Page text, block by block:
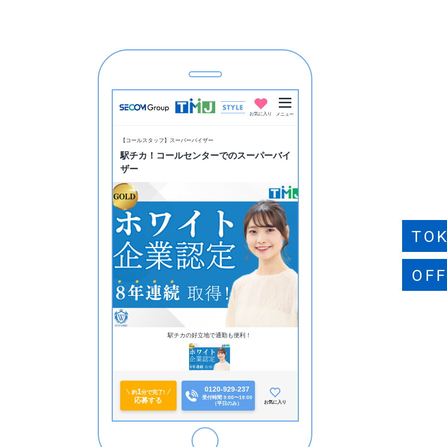
お気に入り メニュー
【コールスタッフ】スーパーバイザー
駅チカ！コールセンターでのスーパーバイ
ザー
駅チカの好立地で通勤も便利！
【長く安定して働ける！】
昇給制度や賞与、育児介護支援制度も充実してお
り、
安定して働きたい方にオススメです！
約1分で完了!
応募する
0120-929-237
受付時間 9:00〜19:00
（平日のみ）
お気に入り